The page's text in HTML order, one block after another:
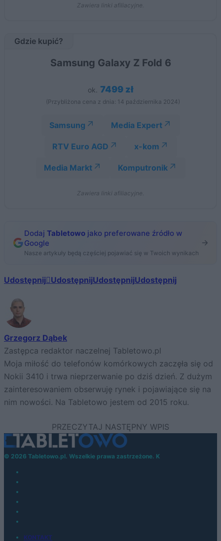
Zawiera linki afiliacyjne.
Gdzie kupić?
Samsung Galaxy Z Fold 6
ok. 7499 zł
(Przybliżona cena z dnia: 14 października 2024)
Samsung Media Expert
RTV Euro AGD x-kom
Media Markt Komputronik
Zawiera linki afiliacyjne.
Dodaj Tabletowo jako preferowane źródło w
Google
Nasze artykuły będą częściej pojawiać się w Twoich wynikach
Udostępnij UdostępnijUdostępnijUdostępnij
Grzegorz Dąbek
Zastępca redaktor naczelnej Tabletowo.pl
Moja miłość do telefonów komórkowych zaczęła się od
Nokii 3410 i trwa nieprzerwanie po dziś dzień. Z dużym
zainteresowaniem obserwuję rynek i pojawiające się na
nim nowości. Na Tabletowo jestem od 2015 roku.
© 2026 Tabletowo.pl. Wszelkie prawa zastrzeżone. K
KONTAKT